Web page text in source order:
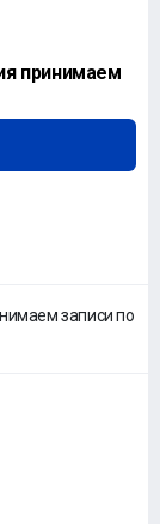
принимаем
записи по